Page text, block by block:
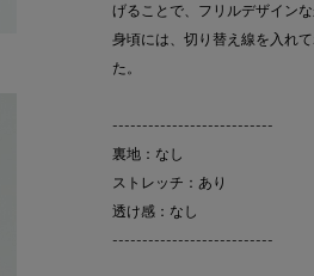
げることで、フリルデザイン
身頃には、切り替え線を入れ
た。
---------------------------
裏地：なし
ストレッチ：あり
透け感：なし
---------------------------